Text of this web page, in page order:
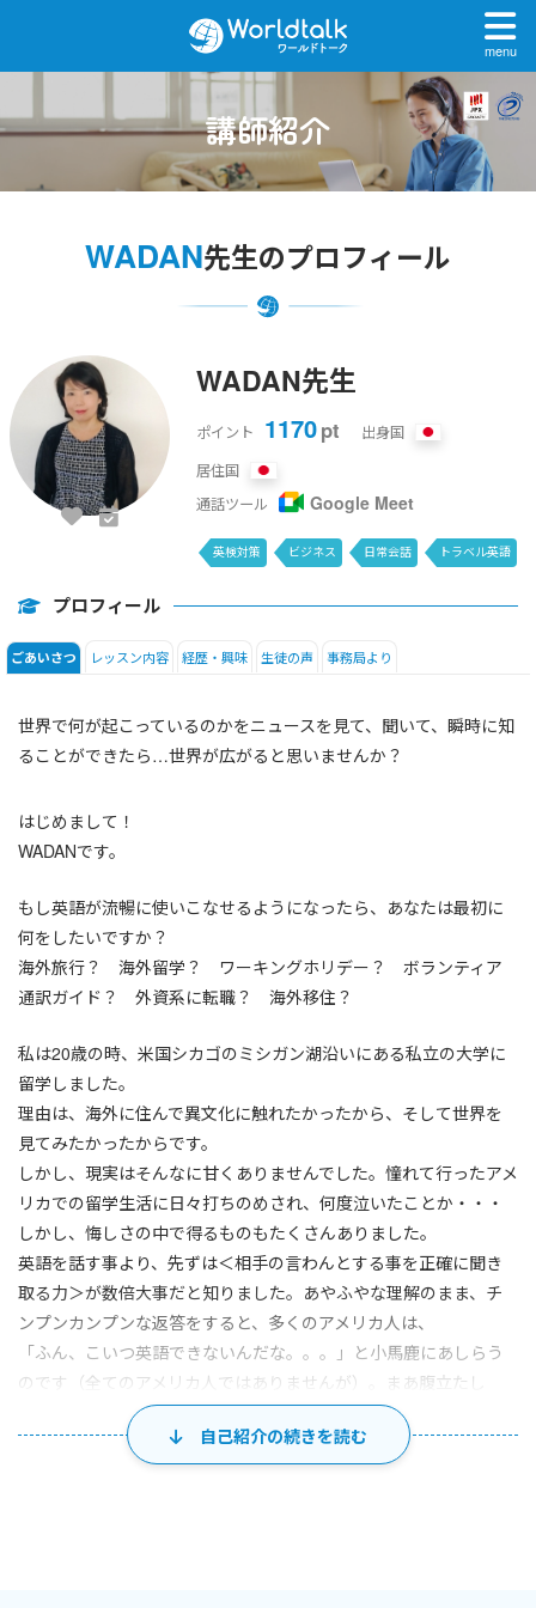
menu
講師紹介
WADAN先生のプロフィール
WADAN先生
ポイント 1170pt
出身国
居住国
通話ツール
Google Meet
英検対策 ビジネス 日常会話 トラベル英語
プロフィール
ごあいさつ レッスン内容 経歴・興味 生徒の声 事務局より
世界で何が起こっているのかをニュースを見て、聞いて、瞬時に知
ることができたら…世界が広がると思いませんか？
はじめまして！
WADANです。
もし英語が流暢に使いこなせるようになったら、あなたは最初に
何をしたいですか？
海外旅行？ 海外留学？ ワーキングホリデー？ ボランティア
通訳ガイド？ 外資系に転職？ 海外移住？
私は20歳の時、米国シカゴのミシガン湖沿いにある私立の大学に
留学しました。
理由は、海外に住んで異文化に触れたかったから、そして世界を
見てみたかったからです。
しかし、現実はそんなに甘くありませんでした。憧れて行ったアメ
リカでの留学生活に日々打ちのめされ、何度泣いたことか・・・
しかし、悔しさの中で得るものもたくさんありました。
英語を話す事より、先ずは＜相手の言わんとする事を正確に聞き
取る力＞が数倍大事だと知りました。あやふやな理解のまま、チ
ンプンカンプンな返答をすると、多くのアメリカ人は、
「ふん、こいつ英語できないんだな。。。」と小馬鹿にあしらう
のです（全てのアメリカ人ではありませんが）。まあ腹立たし
い！きちんと相手の話を理解できる聞く力を付け、言いたい事は
きちんと伝える英会話力を身に付けてやる！と心に誓い、必死で
奮闘しました。その一つが、海外生活あるあるの＜日本人同士で
自己紹介の続きを読む